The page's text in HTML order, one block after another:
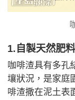
1.自製天然肥
咖啡渣具有多孔
壤狀況，是家庭
啡渣撒在泥土表